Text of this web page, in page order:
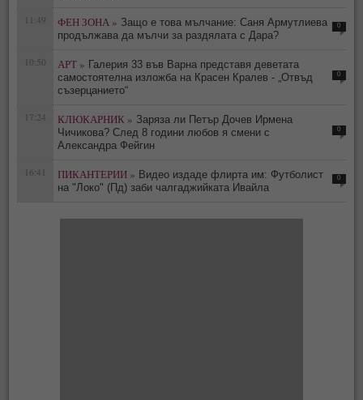
11:49 ФЕН ЗОНА » Защо е това мълчание: Саня Армутлиева
продължава да мълчи за раздялата с Дара?
0
10:50 АРТ » Галерия 33 във Варна представя деветата
самостоятелна изложба на Красен Кралев - „Отвъд
съзерцанието“
0
17:24 КЛЮКАРНИК » Заряза ли Петър Дочев Ирмена
Чичикова? След 8 години любов я смени с
Александра Фейгин
0
16:41 ПИКАНТЕРИИ » Видео издаде флирта им: Футболист
на "Локо" (Пд) заби чалгаджийката Ивайла
0